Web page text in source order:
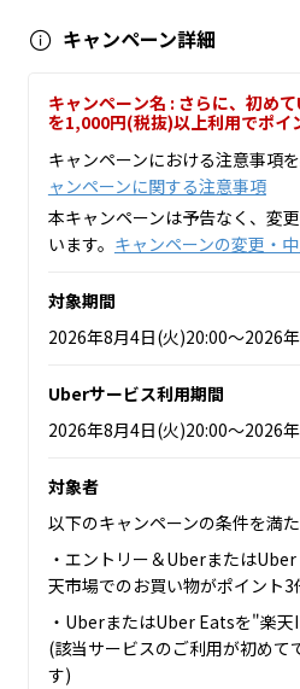
キャンペーン詳細
キャンペーン名 : さらに、初め
を1,000円(税抜)以上利用でポイ
キャンペーンにおける注意事項
ャンペーンに関する注意事項
本キャンペーンは予告なく、変
います。 キャンペーンの変更・
対象期間
2026年8月4日(火)20:00～2026
Uberサービス利用期間
2026年8月4日(火)20:00～2026
対象者
以下のキャンペーンの条件を満
・エントリー＆Uberまたは
天市場でのお買い物がポイント3
・UberまたはUber Eatsを"楽
(該当サービスのご利用が初めて
す)